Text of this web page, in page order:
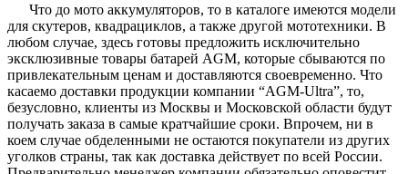
Что до мото аккумуляторов, то в каталоге имеются модели
для скутеров, квадрациклов, а также другой мототехники. В
любом случае, здесь готовы предложить исключительно
эксклюзивные товары батарей AGM, которые сбываются по
привлекательным ценам и доставляются своевременно. Что
касаемо доставки продукции компании “AGM-Ultra”, то,
безусловно, клиенты из Москвы и Московской области будут
получать заказа в самые кратчайшие сроки. Впрочем, ни в
коем случае обделенными не остаются покупатели из других
уголков страны, так как доставка действует по всей России.